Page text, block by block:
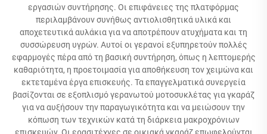
εργασιών συντήρησης. Οι επιφάνειες της πλατφόρμας
περιλαμβάνουν συνήθως αντιολισθητικά υλικά και
αποχετευτικά αυλάκια για να αποτρέπουν ατυχήματα και τη
συσσώρευση υγρών. Αυτοί οι γερανοί εξυπηρετούν πολλές
εφαρμογές πέρα από τη βασική συντήρηση, όπως η λεπτομερής
καθαριότητα, η προετοιμασία για αποθήκευση τον χειμώνα και
εκτεταμένα έργα επισκευής. Τα επαγγελματικά συνεργεία
βασίζονται σε εξοπλισμό γερανωτού μοτοσυκλέτας για γκαράζ
για να αυξήσουν την παραγωγικότητα και να μειώσουν την
κόπωση των τεχνικών κατά τη διάρκεια μακροχρόνιων